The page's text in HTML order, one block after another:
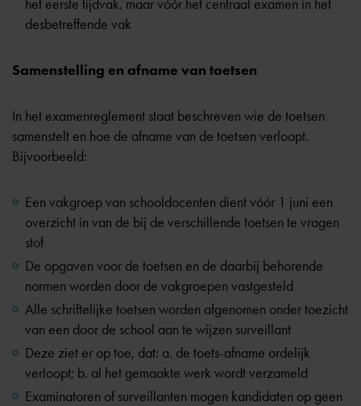
het eerste tijdvak, maar vóór het centraal examen in het
desbetreffende vak
Samenstelling en afname van toetsen
In het examenreglement staat beschreven wie de toetsen
samenstelt en hoe de afname van de toetsen verloopt.
Bijvoorbeeld:
Een vakgroep van schooldocenten dient vóór 1 juni een
overzicht in van de bij de verschillende toetsen te vragen
stof
De opgaven voor de toetsen en de daarbij behorende
normen worden door de vakgroepen vastgesteld
Alle schriftelijke toetsen worden afgenomen onder toezicht
van een door de school aan te wijzen surveillant
Deze ziet er op toe, dat: a. de toets-afname ordelijk
verloopt; b. al het gemaakte werk wordt verzameld
Examinatoren of surveillanten mogen kandidaten op geen